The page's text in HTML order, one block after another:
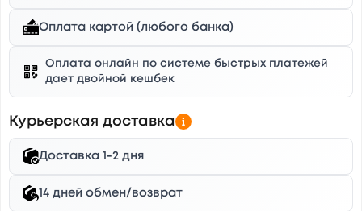
Оплата картой (любого банка)
Оплата онлайн по системе быстрых платежей
дает двойной кешбек
Курьерская доставка
Доставка 1-2 дня
14 дней обмен/возврат